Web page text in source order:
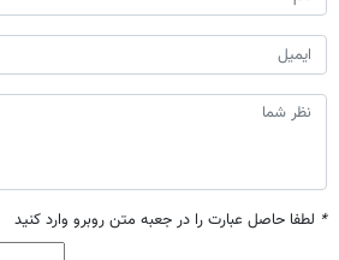
* لطفا حاصل عبارت را در جعبه متن روبرو وارد کنید